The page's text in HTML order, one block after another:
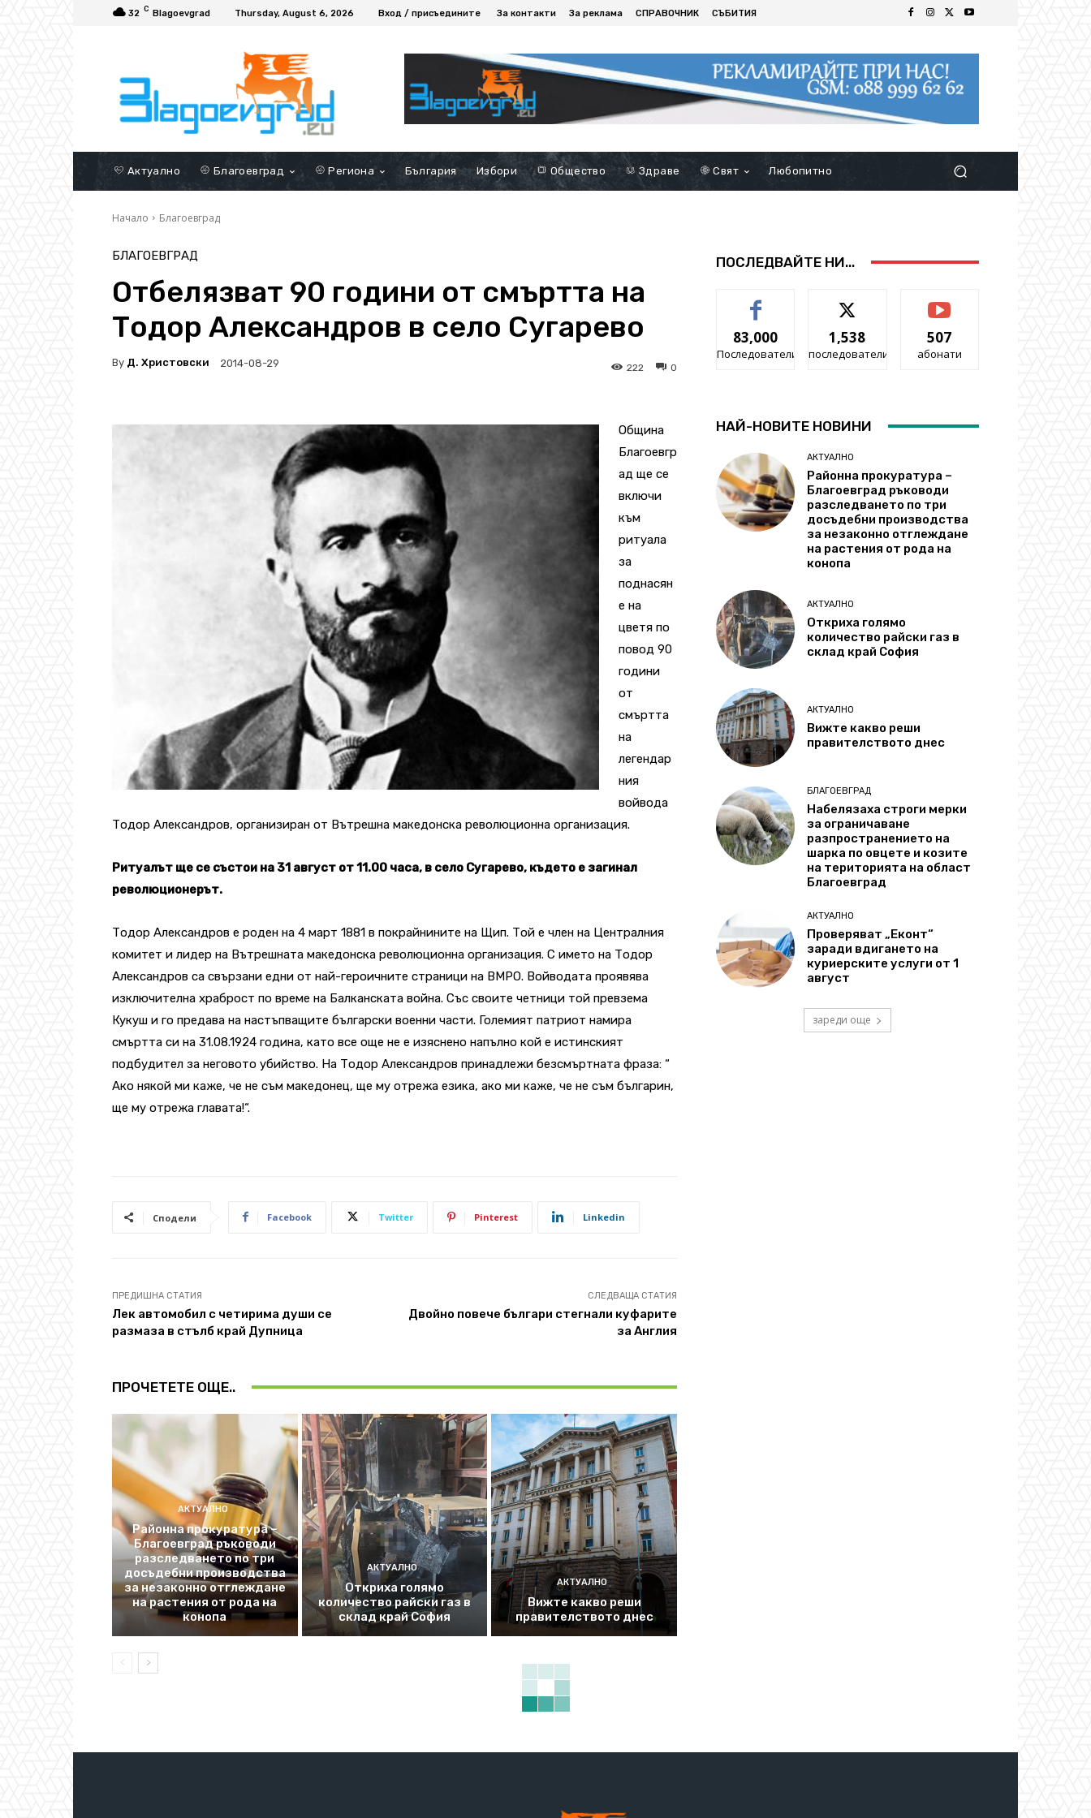
32 C Blagoevgrad Thursday, August 6, 2026 Вход / присъедините За контакти За реклама СПРАВОЧНИК СЪБИТИЯ
Актуално Благоевград Региона България Избори Общество Здраве Свят Любопитно
Начало Благоевград
БЛАГОЕВГРАД
Oтбелязват 90 години от смъртта на
Тодор Александров в село Сугарево
By Д. Христовски 2014-08-29 0
222
Община
Благоевгр
ад ще се
включи
към
ритуала
за
поднасян
е на
цветя по
повод 90
години
от
смъртта
на
легендар
ния
войвода
Тодор Александров, организиран от Вътрешна македонска революционна организация.
Ритуалът ще се състои на 31 август от 11.00 часа, в село Сугарево, където е загинал
революционерът.
Тодор Александров е роден на 4 март 1881 в покрайнините на Щип. Той е член на Централния
комитет и лидер на Вътрешната македонска революционна организация. С името на Тодор
Александров са свързани едни от най-героичните страници на ВМРО. Войводата проявява
изключителна храброст по време на Балканската война. Със своите четници той превзема
Кукуш и го предава на настъпващите български военни части. Големият патриот намира
смъртта си на 31.08.1924 година, като все още не е изяснено напълно кой е истинският
подбудител за неговото убийство. На Тодор Александров принадлежи безсмъртната фраза: “
Ако някой ми каже, че не съм македонец, ще му отрежа езика, ако ми каже, че не съм българин,
ще му отрежа главата!“.
Сподели Facebook Twitter Pinterest Linkedin
ПРЕДИШНА СТАТИЯ
Лек автомобил с четирима души се
размаза в стълб край Дупница
СЛЕДВАЩА СТАТИЯ
Двойно повече българи стегнали куфарите
за Англия
ПРОЧЕТЕТЕ ОЩЕ..
АКТУАЛНО
Районна прокуратура –
Благоевград ръководи
разследването по три
досъдебни производства
за незаконно отглеждане
на растения от рода на
конопа
АКТУАЛНО
Откриха голямо
количество райски газ в
склад край София
АКТУАЛНО
Вижте какво реши
правителството днес
ПОСЛЕДВАЙТЕ НИ...
83,000
Последователи
1,538
последователи
507
абонати
НАЙ-НОВИТЕ НОВИНИ
АКТУАЛНО
Районна прокуратура –
Благоевград ръководи
разследването по три
досъдебни производства
за незаконно отглеждане
на растения от рода на
конопа
АКТУАЛНО
Откриха голямо
количество райски газ в
склад край София
АКТУАЛНО
Вижте какво реши
правителството днес
БЛАГОЕВГРАД
Набелязаха строги мерки
за ограничаване
разпространението на
шарка по овцете и козите
на територията на област
Благоевград
АКТУАЛНО
Проверяват „Еконт“
заради вдигането на
куриерските услуги от 1
август
зареди още